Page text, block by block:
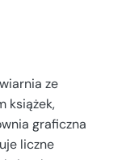
ze
książek,
graficzna
liczne